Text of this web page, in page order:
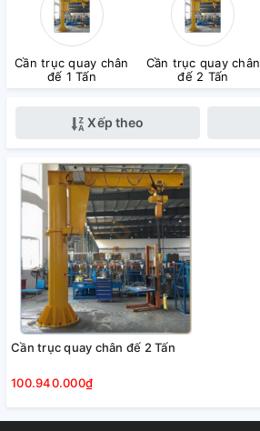
Cần trục quay chân
đế 1 Tấn
Cần trục quay chân
đế 2 Tấn
Xếp theo
Cần trục quay chân đế 2 Tấn
100.940.000₫